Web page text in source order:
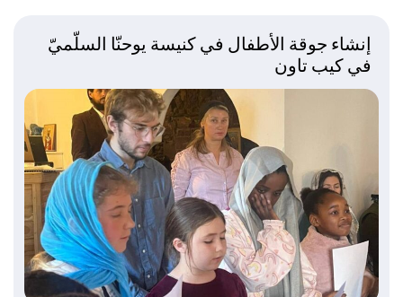
إنشاء جوقة الأطفال في كنيسة يوحنّا السلّميّ
في كيب تاون